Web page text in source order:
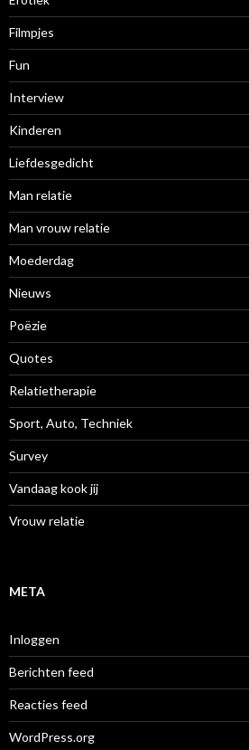
Filmpjes
Fun
Interview
Kinderen
Liefdesgedicht
Man relatie
Man vrouw relatie
Moederdag
Nieuws
Poëzie
Quotes
Relatietherapie
Sport, Auto, Techniek
Survey
Vandaag kook jij
Vrouw relatie
META
Inloggen
Berichten feed
Reacties feed
WordPress.org